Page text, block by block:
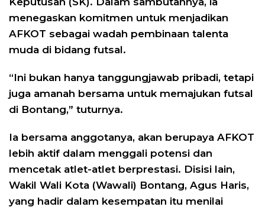
menegaskan komitmen untuk menjadikan
AFKOT sebagai wadah pembinaan talenta
muda di bidang futsal.
“Ini bukan hanya tanggungjawab pribadi, tetapi
juga amanah bersama untuk memajukan futsal
di Bontang,” tuturnya.
Ia bersama anggotanya, akan berupaya AFKOT
lebih aktif dalam menggali potensi dan
mencetak atlet-atlet berprestasi. Disisi lain,
Wakil Wali Kota (Wawali) Bontang, Agus Haris,
yang hadir dalam kesempatan itu menilai